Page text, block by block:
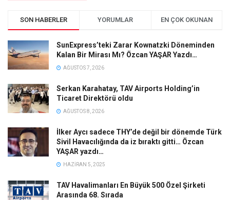
SON HABERLER YORUMLAR EN ÇOK OKUNAN
SunExpress’teki Zarar Kownatzki Döneminden
Kalan Bir Mirası Mı? Özcan YAŞAR Yazdı…
AĞUSTOS 7, 2026
Serkan Karahatay, TAV Airports Holding’in
Ticaret Direktörü oldu
AĞUSTOS 8, 2026
İlker Aycı sadece THY’de değil bir dönemde Türk
Sivil Havacılığında da iz bıraktı gitti… Özcan
YAŞAR yazdı…
HAZIRAN 5, 2025
TAV Havalimanları En Büyük 500 Özel Şirketi
Arasında 68. Sırada